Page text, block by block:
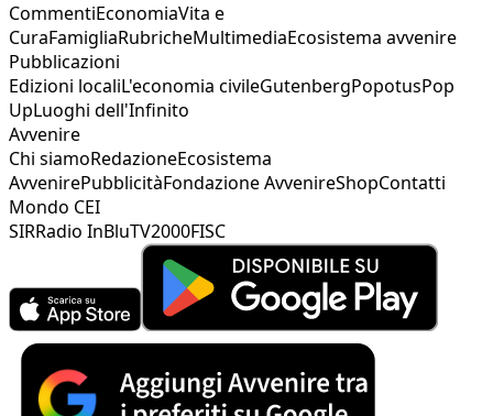
CommentiEconomiaVita e
CuraFamigliaRubricheMultimediaEcosistema avvenire
Pubblicazioni
Edizioni localiL'economia civileGutenbergPopotusPop
UpLuoghi dell'Infinito
Avvenire
Chi siamoRedazioneEcosistema
AvvenirePubblicitàFondazione AvvenireShopContatti
Mondo CEI
SIRRadio InBluTV2000FISC